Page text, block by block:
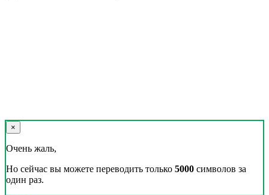
×
Очень жаль,
Но сейчас вы можете переводить только 5000 символов за
один раз.